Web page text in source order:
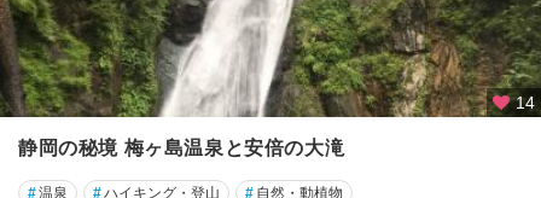
14
静岡の秘境 梅ヶ島温泉と安倍の大滝
#温泉 #ハイキング・登山 # 自然・動植物